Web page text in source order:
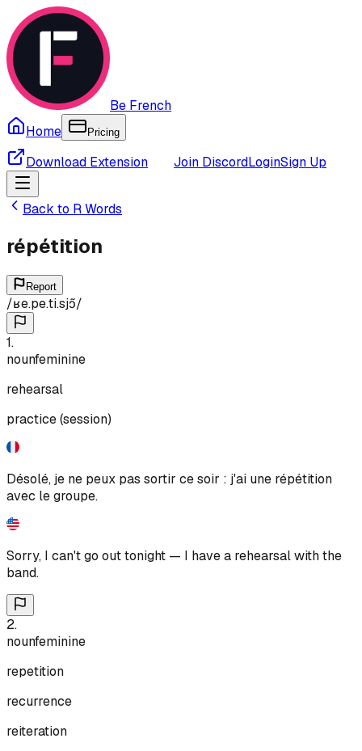
Be French
Home
Pricing
Download Extension Join DiscordLoginSign Up
Back to RWords
répétition
Report
/ʁe.pe.ti.sjɔ̃/
1.
nounfeminine
rehearsal
practice (session)
Désolé, je ne peux pas sortir ce soir : j'ai une répétition
avec le groupe.
Sorry, I can't go out tonight — I have a rehearsal with the
band.
2.
nounfeminine
repetition
recurrence
reiteration